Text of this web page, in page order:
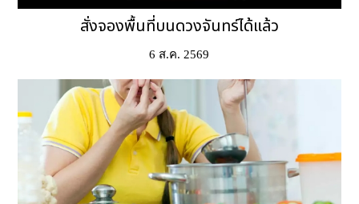
สั่งจองพื้นที่บนดวงจันทร์ได้แล้ว
6 ส.ค. 2569